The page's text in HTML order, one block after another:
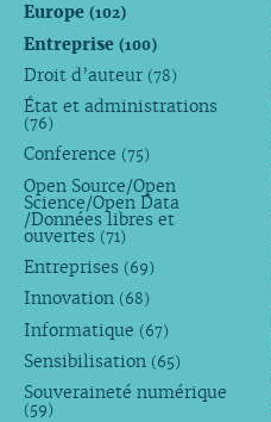
Europe (102)
Entreprise (100)
Droit d’auteur (78)
État et administrations
(76)
Conference (75)
Open Source/Open
Science/Open Data
/Données libres et
ouvertes (71)
Entreprises (69)
Innovation (68)
Informatique (67)
Sensibilisation (65)
Souveraineté numérique
(59)